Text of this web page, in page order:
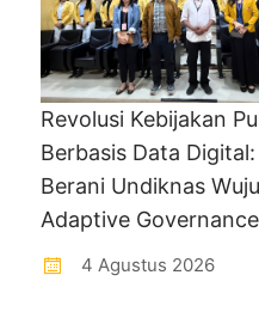
Revolusi Kebijakan
Berbasis Data
Berani Undiknas
Adaptive Governance
4 Agustus 2026